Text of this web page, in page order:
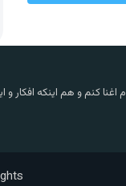
کنم و هم اینکه افکار و